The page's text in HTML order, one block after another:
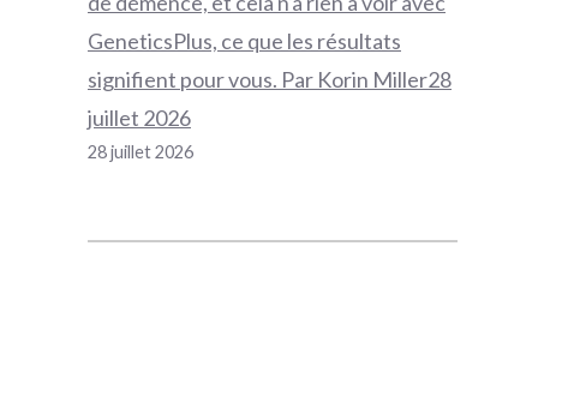
GeneticsPlus, ce que les résultats
signifient pour vous. Par Korin Miller28
juillet 2026
28 juillet 2026